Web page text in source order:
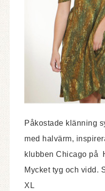
Påkostade klänning
med halvärm,
klubben Chicago på
Mycket tyg och vidd.
XL